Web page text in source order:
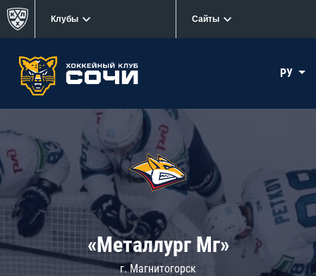
Клубы Сайты
РУ
«Металлург Мг»
г. Магнитогорск